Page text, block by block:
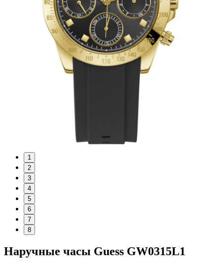
1
2
3
4
5
6
7
8
Наручные часы Guess GW0315L1